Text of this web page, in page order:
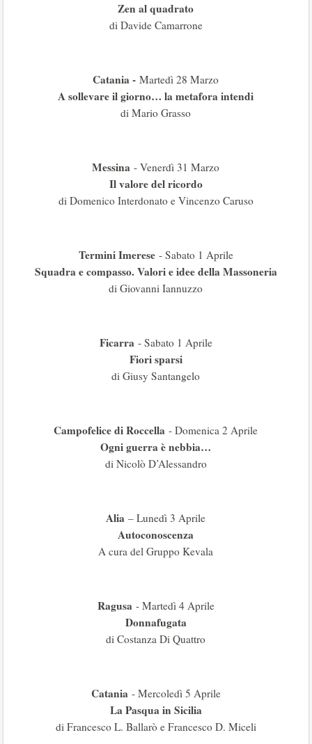
Zen al quadrato
di Davide Camarrone
Catania -Martedì 28 Marzo
A sollevare il giorno… la metafora intendi
di Mario Grasso
Messina - Venerdì 31 Marzo
Il valore del ricordo
di Domenico Interdonato e Vincenzo Caruso
Termini Imerese- Sabato 1 Aprile
Squadra e compasso. Valori e idee della Massoneria
di Giovanni Iannuzzo
Ficarra- Sabato 1 Aprile
Fiori sparsi
di Giusy Santangelo
Campofelice di Roccella - Domenica 2 Aprile
Ogni guerra è nebbia…
di Nicolò D’Alessandro
Alia – Lunedì 3 Aprile
Autoconoscenza
A cura del Gruppo Kevala
Ragusa- Martedì 4 Aprile
Donnafugata
di Costanza Di Quattro
Catania- Mercoledì 5 Aprile
La Pasqua in Sicilia
di Francesco L. Ballarò e Francesco D. Miceli